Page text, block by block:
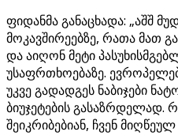
ფიდანმა განაცხადა: „აშშ
მოკავშირეებზე, რათა მათ
და აიღონ მეტი
უსაფრთხოებაზე.
უკვე გადადგეს ნაბიჯები
ბიუჯეტების გასაზრდელად.
შეიკრიბებიან, ჩვენ